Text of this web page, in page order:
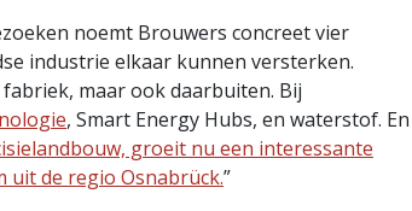
noemt Brouwers concreet vier
industrie elkaar kunnen versterken.
maar ook daarbuiten. Bij
, Smart Energy Hubs, en waterstof. En
groeit nu een interessante
uit de regio Osnabrück.”